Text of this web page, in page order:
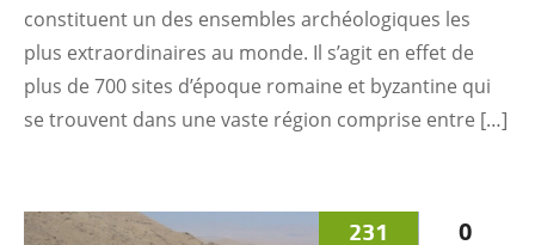
constituent un des ensembles archéologiques les
plus extraordinaires au monde. Il s’agit en effet de
plus de 700 sites d’époque romaine et byzantine qui
se trouvent dans une vaste région comprise entre […]
231 0